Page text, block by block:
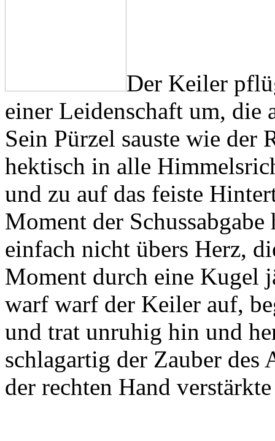
Der Keiler
einer Leidenschaft um, die
Sein Pürzel sauste wie der
hektisch in alle
und zu auf das feiste
Moment der
einfach nicht übers Herz,
Moment durch eine Kugel
warf warf der Keiler auf,
und trat unruhig hin und
schlagartig der Zauber
der rechten Hand